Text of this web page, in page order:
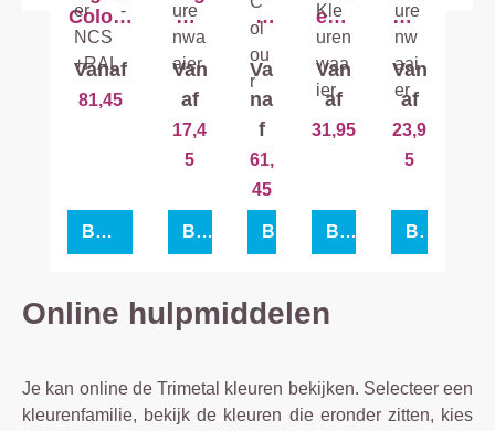
Colour
Syste
m
C21.3
Kleure
+RAL
Vanaf
81,45
Bekijk product
ma
Ral
Col
our
de
K7
ren
waai
er
Van
af
17,4
5
Bekijk product
g
ma
Vo
ice
Co
lo
ur
Va
na
f
61,
45
Bekijk product
ens
5051
Colo
r
cept
waai
er
Van
af
31,95
Bekijk product
met
al
Col
our
ex
2
ure
nw
aai
Van
af
23,9
5
Bekijk product
Online hulpmiddelen
Je kan online de Trimetal kleuren bekijken. Selecteer een
kleurenfamilie, bekijk de kleuren die eronder zitten, kies